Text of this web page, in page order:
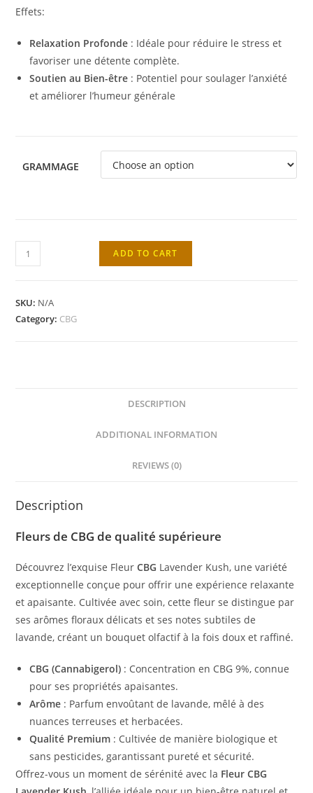
Effets:
Relaxation Profonde : Idéale pour réduire le stress et
favoriser une détente complète.
Soutien au Bien-être : Potentiel pour soulager l’anxiété
et améliorer l’humeur générale
GRAMMAGE
Fleur
CBG
Kush
Budah
ADD TO CART
SKU: N/A
Category: CBG
DESCRIPTION
ADDITIONAL INFORMATION
REVIEWS (0)
Description
Fleurs de CBG de qualité supérieure
Découvrez l’exquise FleurCBG Lavender Kush, une variété
exceptionnelle conçue pour offrir une expérience relaxante
et apaisante. Cultivée avec soin, cette fleur se distingue par
ses arômes floraux délicats et ses notes subtiles de
lavande, créant un bouquet olfactif à la fois doux et raffiné.
CBG (Cannabigerol) : Concentration en CBG 9%, connue
pour ses propriétés apaisantes.
Arôme : Parfum envoûtant de lavande, mêlé à des
nuances terreuses et herbacées.
Qualité Premium : Cultivée de manière biologique et
sans pesticides, garantissant pureté et sécurité.
Offrez-vous un moment de sérénité avec la Fleur CBG